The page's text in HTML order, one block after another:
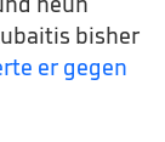
bisher
er gegen